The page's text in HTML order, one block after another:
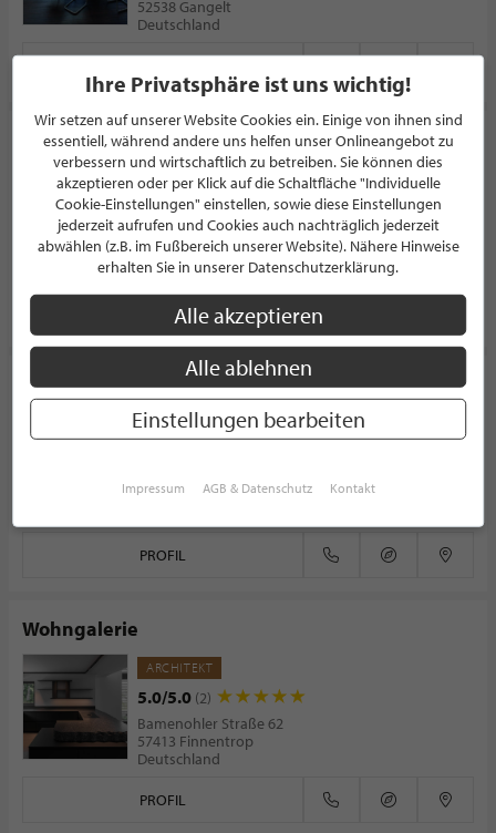
52538 Gangelt
Deutschland
Parga Wohnkonzept GmbH
WOHNACCESSOIRE
5.0/5.0(1)
Kirchweg 6A
38104 Braunschweig
Deutschland
PROFIL
Tischlerwerkstatt Franz Knoche GmbH
TISCHLER
42489 Wülfrath
PROFIL
Wohngalerie
ARCHITEKT
5.0/5.0 (2)
Bamenohler Straße 62
57413 Finnentrop
Deutschland
PROFIL
Ihre Privatsphäre ist uns wichtig!
Wir setzen auf unserer Website Cookies ein. Einige von ihnen sind
essentiell, während andere uns helfen unser Onlineangebot zu
verbessern und wirtschaftlich zu betreiben. Sie können dies
akzeptieren oder per Klick auf die Schaltfläche "Individuelle
Cookie-Einstellungen" einstellen, sowie diese Einstellungen
jederzeit aufrufen und Cookies auch nachträglich jederzeit
abwählen (z.B. im Fußbereich unserer Website). Nähere Hinweise
erhalten Sie in unserer Datenschutzerklärung.
Alle akzeptieren
Alle ablehnen
Einstellungen bearbeiten
Impressum AGB & Datenschutz Kontakt